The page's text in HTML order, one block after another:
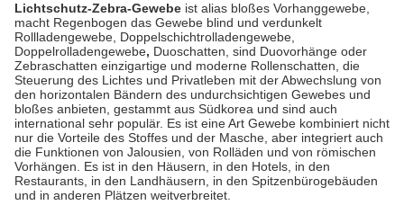
Lichtschutz-Zebra-Gewebe ist alias bloßes Vorhanggewebe,
macht Regenbogen das Gewebe blind und verdunkelt
Rollladengewebe, Doppelschichtrolladengewebe,
Doppelrolladengewebe, Duoschatten, sind Duovorhänge oder
Zebraschatten einzigartige und moderne Rollenschatten, die
Steuerung des Lichtes und Privatleben mit der Abwechslung von
den horizontalen Bändern des undurchsichtigen Gewebes und
bloßes anbieten, gestammt aus Südkorea und sind auch
international sehr populär. Es ist eine Art Gewebe kombiniert nicht
nur die Vorteile des Stoffes und der Masche, aber integriert auch
die Funktionen von Jalousien, von Rolläden und von römischen
Vorhängen. Es ist in den Häusern, in den Hotels, in den
Restaurants, in den Landhäusern, in den Spitzenbürogebäuden
und in anderen Plätzen weitverbreitet.